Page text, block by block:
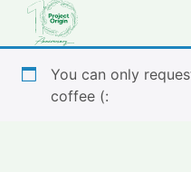
You can only
coffee (: